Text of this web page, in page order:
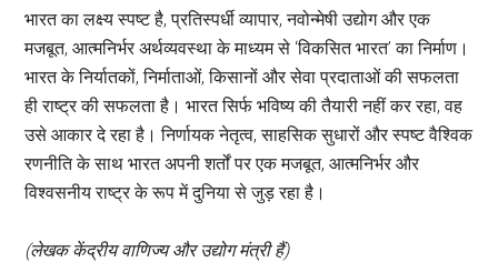
भारत का लक्ष्य स्पष्ट है, प्रतिस्पर्धी व्यापार, नवोन्मेषी उद्योग और एक
मजबूत, आत्मनिर्भर अर्थव्यवस्था के माध्यम से ‘विकसित भारत’ का निर्माण।
भारत के निर्यातकों, निर्माताओं, किसानों और सेवा प्रदाताओं की सफलता
ही राष्ट्र की सफलता है। भारत सिर्फ भविष्य की तैयारी नहीं कर रहा, वह
उसे आकार दे रहा है। निर्णायक नेतृत्व, साहसिक सुधारों और स्पष्ट वैश्विक
रणनीति के साथ भारत अपनी शर्तों पर एक मजबूत, आत्मनिर्भर और
विश्वसनीय राष्ट्र के रूप में दुनिया से जुड़ रहा है।
(लेखक केंद्रीय वाणिज्य और उद्योग मंत्री हैं)